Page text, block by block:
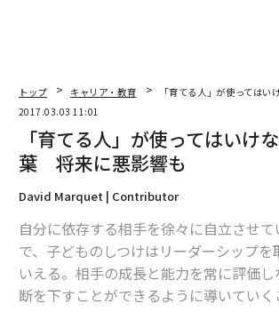
トップ キャリア・教育
「育てる人」が使っては
2017.03.03 11:01
「育てる人」が使ってはいけ
葉 将来に悪影響も
David Marquet | Contributor
自分に依存する相手を徐々に自立させ
で、子どものしつけはリーダーシップを
いえる。相手の成長と能力を常に評価
断を下すことができるように導いていく